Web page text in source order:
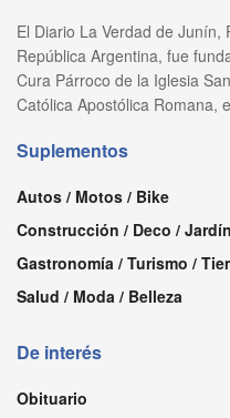
El Diario La Verdad de Junín,
República Argentina, fue
Cura Párroco de la Iglesia
Católica Apostólica Romana,
Suplementos
Autos / Motos / Bike
Construcción / Deco / Jardín
Gastronomía / Turismo /
Salud / Moda / Belleza
De interés
Obituario